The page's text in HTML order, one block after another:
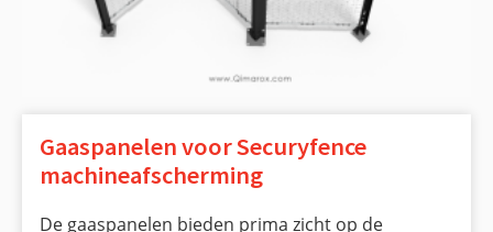
Gaaspanelen voor Securyfence
machineafscherming
De gaaspanelen bieden prima zicht op de